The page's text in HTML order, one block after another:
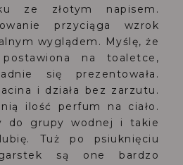
ze złotym napisem.
przyciąga wzrok
wyglądem. Myślę, że
na toaletce,
się prezentowała.
i działa bez zarzutu.
ilość perfum na ciało.
do grupy wodnej i takie
Tuż po psiuknięciu
są one bardzo